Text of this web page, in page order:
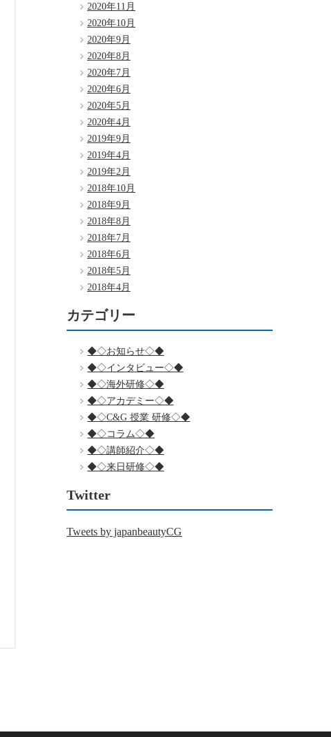
2020年11月
2020年10月
2020年9月
2020年8月
2020年7月
2020年6月
2020年5月
2020年4月
2019年9月
2019年4月
2019年2月
2018年10月
2018年9月
2018年8月
2018年7月
2018年6月
2018年5月
2018年4月
カテゴリー
◆◇お知らせ◇◆
◆◇インタビュー◇◆
◆◇海外研修◇◆
◆◇アカデミー◇◆
◆◇C&G 授業 研修◇◆
◆◇コラム◇◆
◆◇講師紹介◇◆
◆◇来日研修◇◆
Twitter
Tweets by japanbeautyCG